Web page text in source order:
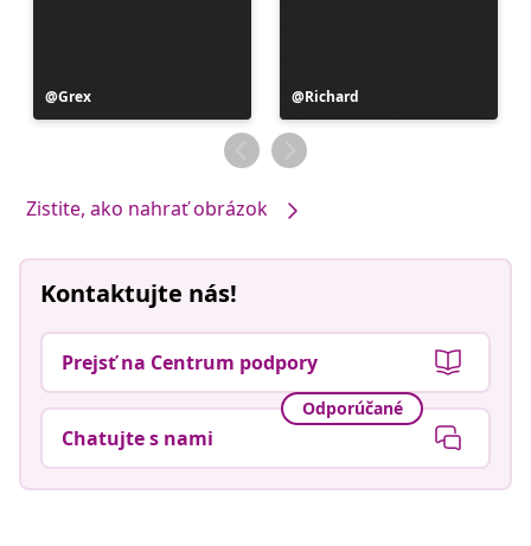
Príspevok
zverejnil
Grex
Príspevok
zverejnil
Richard
Zistite, ako nahrať obrázok
Kontaktujte nás!
Prejsť na Centrum podpory
Odporúčané
Chatujte s nami